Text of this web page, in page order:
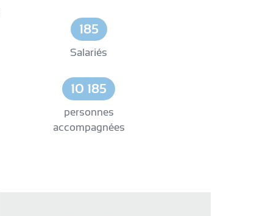
185
Salariés
10 185
personnes
accompagnées